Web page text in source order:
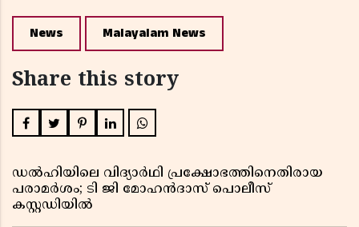
News Malayalam News
Share this story
ഡൽഹിയിലെ വിദ്യാർഥി പ്രക്ഷോഭത്തിനെതിരായ
പരാമർശം; ടി ജി മോഹൻദാസ് പൊലീസ്
കസ്റ്റഡിയിൽ